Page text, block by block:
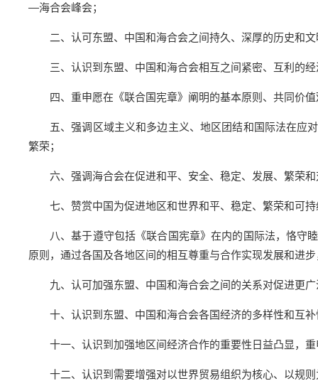
—海合会峰会；
二、认可东盟、中国和海合会之间持久、深厚的历史和
三、认识到东盟、中国和海合会相互之间紧密、互利的
四、重申愿在《联合国宪章》阐明的基本原则、共同价
五、强调区域主义和多边主义、地区团结和国际法在应
繁荣；
六、强调海合会在促进和平、安全、稳定、发展、繁荣
七、赞赏中国为促进地区和世界和平、稳定、繁荣和可
八、基于遵守包括《联合国宪章》在内的国际法，恪守
原则，通过各国及各地区间的相互尊重与合作实现发展和进
九、认可加强东盟、中国和海合会之间的关系对促进更
十、认识到东盟、中国和海合会各国经济的多样性和互
十一、认识到加强地区间经济合作的重要性日益凸显，
十二、认识到需要增强对以世界贸易组织为核心、以规